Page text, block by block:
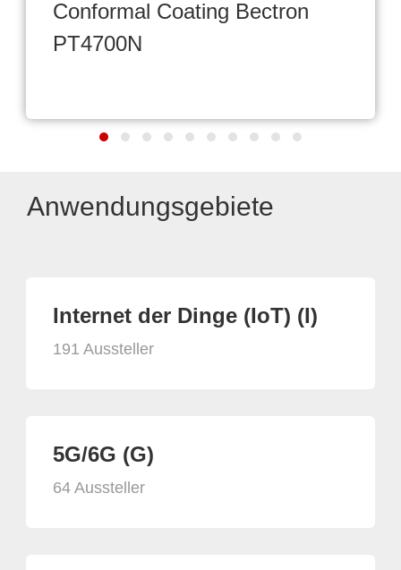
Conformal Coating Bectron
PT4700N
Anwendungsgebiete
Internet der Dinge (IoT) (I)
191 Aussteller
5G/6G (G)
64 Aussteller